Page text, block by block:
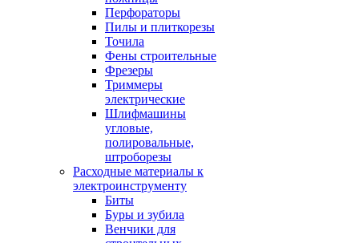
Перфораторы
Пилы и плиткорезы
Точила
Фены строительные
Фрезеры
Триммеры
электрические
Шлифмашины
угловые,
полировальные,
штроборезы
Расходные материалы к
электроинструменту
Биты
Буры и зубила
Венчики для